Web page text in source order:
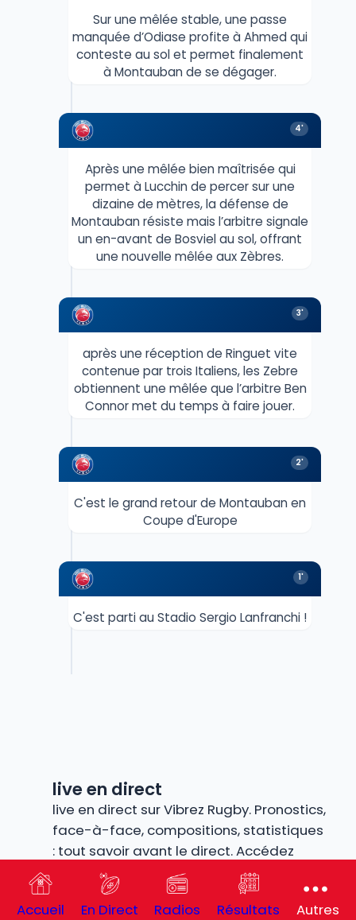
Sur une mêlée stable, une passe
manquée d’Odiase profite à Ahmed qui
conteste au sol et permet finalement
à Montauban de se dégager.
4'
Après une mêlée bien maîtrisée qui
permet à Lucchin de percer sur une
dizaine de mètres, la défense de
Montauban résiste mais l’arbitre signale
un en-avant de Bosviel au sol, offrant
une nouvelle mêlée aux Zèbres.
3'
après une réception de Ringuet vite
contenue par trois Italiens, les Zebre
obtiennent une mêlée que l’arbitre Ben
Connor met du temps à faire jouer.
2'
C'est le grand retour de Montauban en
Coupe d'Europe
1'
C'est parti au Stadio Sergio Lanfranchi !
live en direct
live en direct sur Vibrez Rugby. Pronostics,
face-à-face, compositions, statistiques
: tout savoir avant le direct. Accédez
ensuite à notre radio live et/ou à notre
score livecommenté en temps réel pour
ne rien manquer de l’action.
Accueil En Direct Radios Résultats Autres